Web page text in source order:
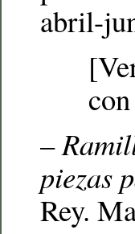
abril-
–
piezas
Rey.